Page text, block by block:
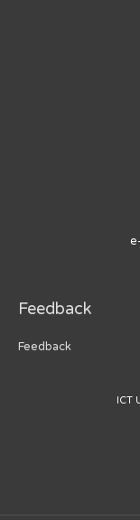
Feedback
Feedback
ICT